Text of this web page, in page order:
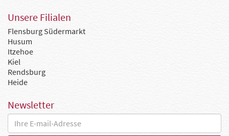
Unsere Filialen
Flensburg Südermarkt
Husum
Itzehoe
Kiel
Rendsburg
Heide
Newsletter